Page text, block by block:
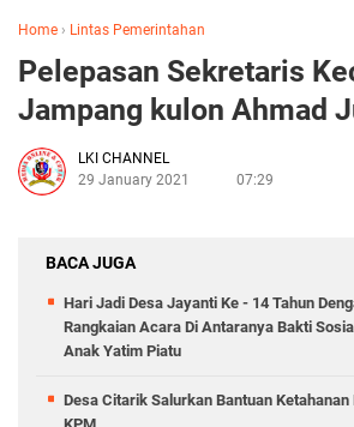
Home › Lintas Pemerintahan
Pelepasan Sekretaris
Jampang kulon Ahmad
LKI CHANNEL
29 January 2021
07:29
BACA JUGA
Hari Jadi Desa Jayanti Ke - 14 Tahun
Rangkaian Acara Di Antaranya Bakti
Anak Yatim Piatu
Desa Citarik Salurkan Bantuan